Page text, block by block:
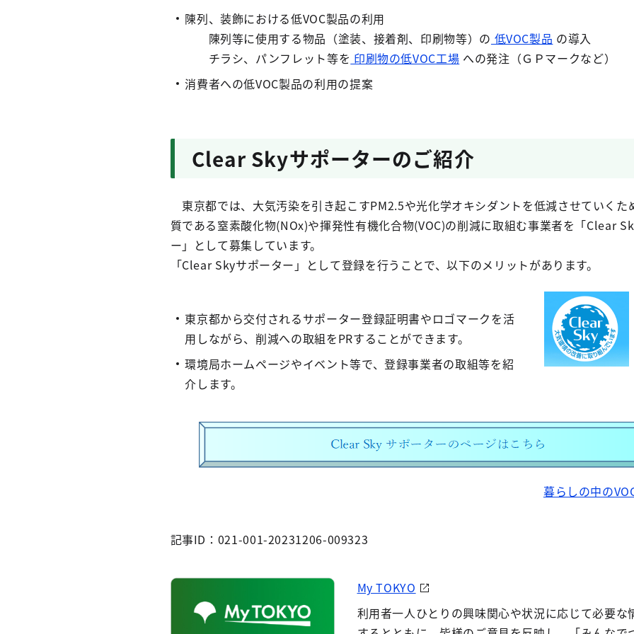
陳列、装飾における低VOC製品の利用
陳列等に使用する物品（塗装、接着剤、印刷物等）の 低VOC製品 の導入
チラシ、パンフレット等を 印刷物の低VOC工場 への発注（ＧＰマークなど）
消費者への低VOC製品の利用の提案
Clear Skyサポーターのご紹介
東京都では、大気汚染を引き起こすPM2.5や光化学オキシダントを低減させていくた
質である窒素酸化物(NOx)や揮発性有機化合物(VOC)の削減に取組む事業者を「Clear
ー」として募集しています。
「Clear Skyサポーター」として登録を行うことで、以下のメリットがあります。
東京都から交付されるサポーター登録証明書やロゴマークを活
用しながら、削減への取組をPRすることができます。
環境局ホームページやイベント等で、登録事業者の取組等を紹
介します。
暮らしの中の
記事ID：021-001-20231206-009323
My TOKYO
利用者一人ひとりの興味関心や状況に応じて必要な